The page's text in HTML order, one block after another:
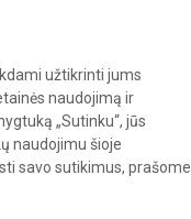
užtikrinti jums
naudojimą ir
„Sutinku“, jūs
naudojimu šioje
savo sutikimus, prašome
saugomos.
draudžiama.